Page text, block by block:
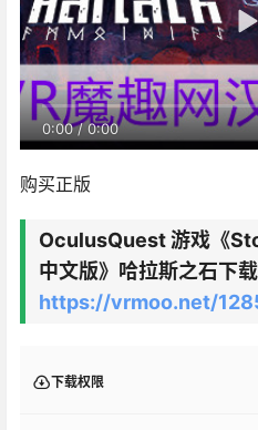
0:00/0:00
购买正版
OculusQuest 游戏 《
中文版》哈拉斯之石下
https://vrmoo.net/
下载权限